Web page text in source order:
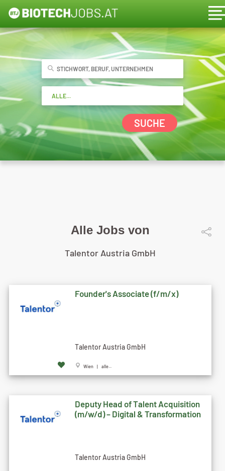
SUCHE
Alle Jobs von
Talentor Austria GmbH
Founder's Associate (f/m/x)
Talentor Austria GmbH
Wien | alle...
Deputy Head of Talent Acquisition
(m/w/d) – Digital & Transformation
Talentor Austria GmbH